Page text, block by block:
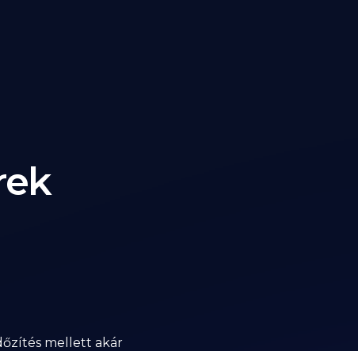
mellett akár